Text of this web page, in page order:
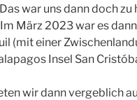
war uns dann doch
März 2023 war es
(mit einer
Insel San
wir dann vergeblich